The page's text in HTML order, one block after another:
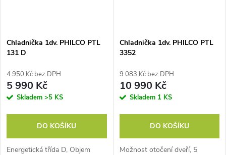
Chladnička 1dv. PHILCO PTL
131 D
4 950 Kč bez DPH
5 990 Kč
Skladem >5 KS
DO KOŠÍKU
Energetická třída D, Objem
Chladnička 1dv. PHILCO PTL
3352
9 083 Kč bez DPH
10 990 Kč
Skladem 1 KS
DO KOŠÍKU
Možnost otočení dveří, 5